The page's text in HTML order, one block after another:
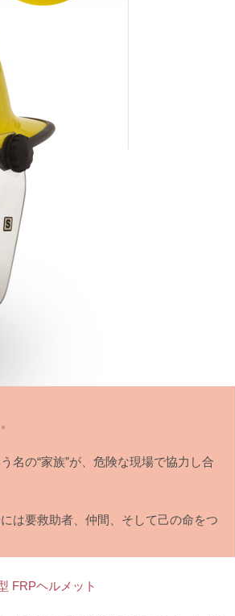
名の“家族”が、危険な現場で協力し合
は要救助者、仲間、そして己の命をつ
FRPヘルメット